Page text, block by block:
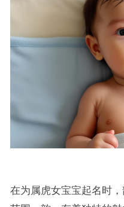
在为属虎女宝宝起名时